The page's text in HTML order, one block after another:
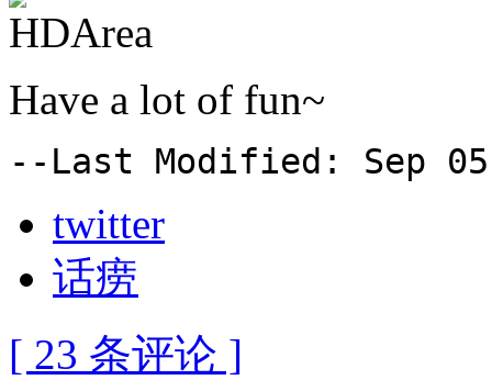
Have a lot of fun~
--Last Modified: Sep
twitter
话痨
[ 23 条评论 ]